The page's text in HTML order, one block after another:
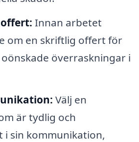
Innan arbetet
om en skriftlig offert för
överraskningar i
Välj en
är tydlig och
i sin kommunikation,